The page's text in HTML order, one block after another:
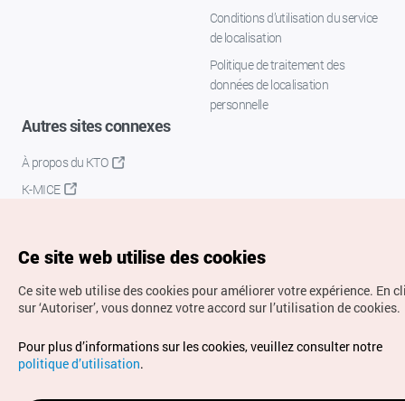
Conditions d’utilisation du service
de localisation
Politique de traitement des
données de localisation
personnelle
Autres sites connexes
À propos du KTO
K-MICE
Droits d’auteur (c) Office National du Tourisme en Corée.
Tous droits réservés.
Pour les rapports d'erreurs et demandes de renseignements,
adressez vos demandes à
Ce site web utilise des cookies
Ce site web utilise des cookies pour améliorer votre expérience. En
sur ‘Autoriser’, vous donnez votre accord sur l’utilisation de cookies.
Pour plus d’informations sur les cookies, veuillez consulter notre
politique d’utilisation.